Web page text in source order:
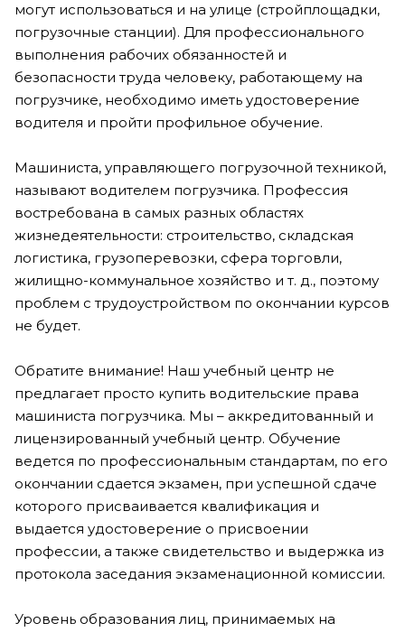
могут использоваться и на улице (стройплощадки,
погрузочные станции). Для профессионального
выполнения рабочих обязанностей и
безопасности труда человеку, работающему на
погрузчике, необходимо иметь удостоверение
водителя и пройти профильное обучение.
Машиниста, управляющего погрузочной техникой,
называют водителем погрузчика. Профессия
востребована в самых разных областях
жизнедеятельности: строительство, складская
логистика, грузоперевозки, сфера торговли,
жилищно-коммунальное хозяйство и т. д., поэтому
проблем с трудоустройством по окончании курсов
не будет.
Обратите внимание! Наш учебный центр не
предлагает просто купить водительские права
машиниста погрузчика. Мы – аккредитованный и
лицензированный учебный центр. Обучение
ведется по профессиональным стандартам, по его
окончании сдается экзамен, при успешной сдаче
которого присваивается квалификация и
выдается удостоверение о присвоении
профессии, а также свидетельство и выдержка из
протокола заседания экзаменационной комиссии.
Уровень образования лиц, принимаемых на